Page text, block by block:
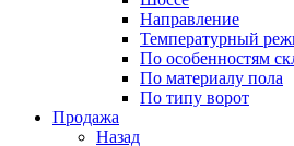
Направление
Температурный
По особенностям
По материалу пола
По типу ворот
Продажа
Назад